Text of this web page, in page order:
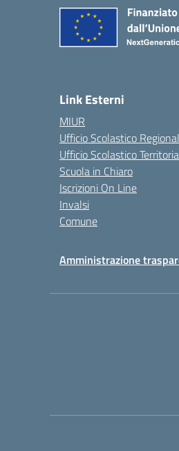
Link Esterni
MIUR
Ufficio Scolastico
Ufficio Scolastico
Scuola in Chiaro
Iscrizioni On Line
Invalsi
Comune
Amministrazione